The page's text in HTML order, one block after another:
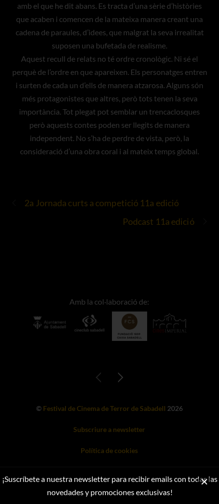
¡Suscríbete a nuestra newsletter para recibir emails con todas las
novedades y promociones exclusivas!
amb el que he dit abans. Es tracta d’una sèrie d’històries
que acaben i comencen de la mateixa manera creant una
cadena de paraules, d’idees, que malgrat la seva irrealitat
suposen una bufetada de realisme.
Aquest recull de relats no té ordre cronològic. Ni sé el
perquè de l’ordre en que apareixen. Els personatges entren
i surten de cada un d’ells de manera atzarosa. Alguns són
més protagonistes que altres, però tots tenen la seva
importància. Tot plegat pot semblar un trencaclosques
però aquests contes poden ser llegits de manera
independent. No s’ha de perdre de vista, però, la
consideració d’una obra coral i al mateix temps global.
2a Jornada curts a competició 11a edició
Podcast 11a edició
Amb la col·laboració de:
© Festival de Cinema de Terror de Sabadell 2026
Subscriure a newsletter
Política de cookies